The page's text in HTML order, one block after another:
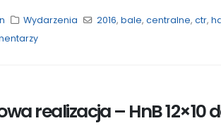
Wydarzenia 2016, bale, centralne, ctr,
realizacja – HnB 12×10